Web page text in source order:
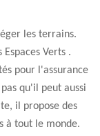
les terrains.
Verts .
pour l'assurance
qu'il peut aussi
il propose des
à tout le monde.